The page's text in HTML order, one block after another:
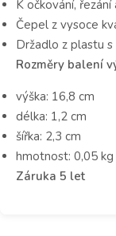
K očkování,
Čepel z vysoce
Držadlo z plastu
Rozměry balení
výška: 16,8 cm
délka: 1,2 cm
šířka: 2,3 cm
hmotnost: 0,05 kg
Záruka 5 let